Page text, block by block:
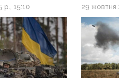
про
яка
р., 15:10
до
так з
29 жовтня